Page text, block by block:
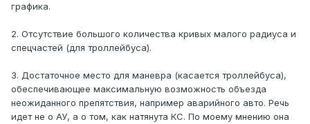
графика.
2. Отсутствие большого количества кривых малого радиуса и
спецчастей (для троллейбуса).
3. Достаточное место для маневра (касается троллейбуса),
обеспечивающее максимальную возможность объезда
неожиданного препятствия, например аварийного авто. Речь
идет не о АУ, а о том, как натянута КС. По моему мнению она